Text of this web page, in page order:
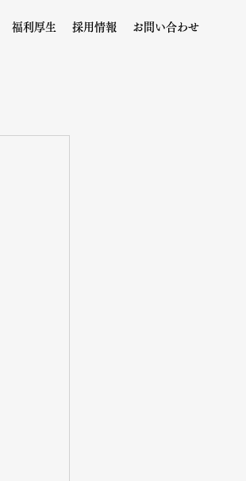
福利厚生 採用情報 お問い合わせ